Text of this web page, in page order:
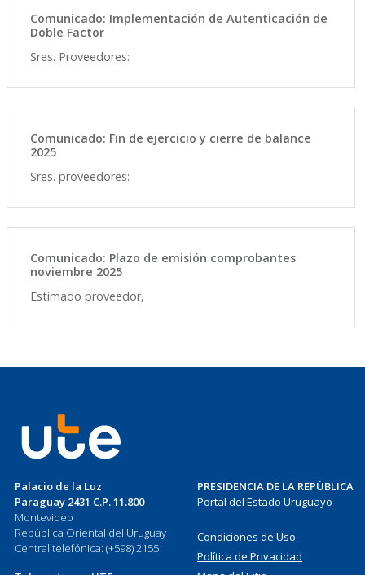
Comunicado: Implementación de Autenticación de
Doble Factor
Sres. Proveedores:
Comunicado: Fin de ejercicio y cierre de balance
2025
Sres. proveedores:
Comunicado: Plazo de emisión comprobantes
noviembre 2025
Estimado proveedor,
Palacio de la Luz
Paraguay 2431 C.P. 11.800
Montevideo
República Oriental del Uruguay
Central telefónica: (+598) 2155
PRESIDENCIA DE LA REPÚBLICA
Portal del Estado Uruguayo
Condiciones de Uso
Política de Privacidad